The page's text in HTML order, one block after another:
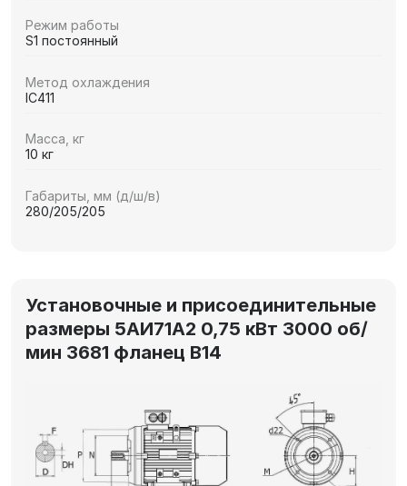
Режим работы
S1 постоянный
Метод охлаждения
IC411
Масса, кг
10 кг
Габариты, мм (д/ш/в)
280/205/205
Установочные и присоединительные
размеры 5АИ71А2 0,75 кВт 3000 об/
мин 3681 фланец В14